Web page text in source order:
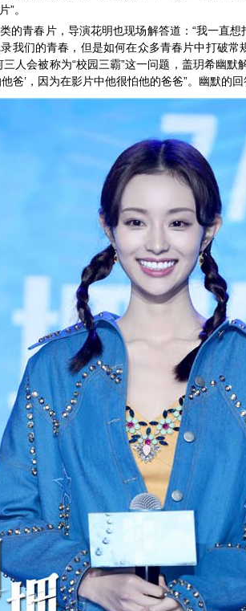
”。
的青春片，导演花明也现场解答道 ： “我一直想
我们的青春，但是如何在众多青春片中打破
三人会被称为“校园三霸”这一问题 ，盖玥希幽默
爸’ ，因为在影片中他很怕他的爸爸”。幽默的